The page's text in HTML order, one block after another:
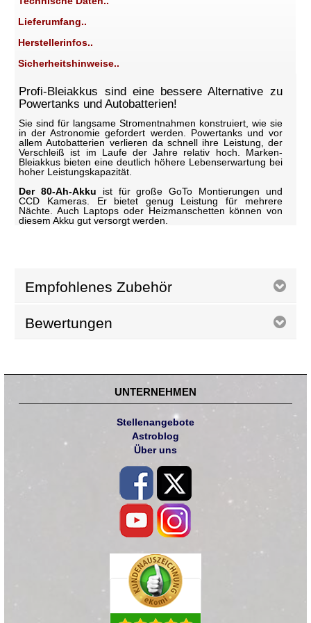
Lieferumfang..
Herstellerinfos..
Sicherheitshinweise..
Profi-Bleiakkus sind eine bessere Alternative zu
Powertanks und Autobatterien!
Sie sind für langsame Stromentnahmen konstruiert, wie sie
in der Astronomie gefordert werden. Powertanks und vor
allem Autobatterien verlieren da schnell ihre Leistung, der
Verschleiß ist im Laufe der Jahre relativ hoch. Marken-
Bleiakkus bieten eine deutlich höhere Lebenserwartung bei
hoher Leistungskapazität.
Der 80-Ah-Akku ist für große GoTo Montierungen und
CCD Kameras. Er bietet genug Leistung für mehrere
Nächte. Auch Laptops oder Heizmanschetten können von
diesem Akku gut versorgt werden.
Empfohlenes Zubehör
Bewertungen
UNTERNEHMEN
Stellenangebote
Astroblog
Über uns